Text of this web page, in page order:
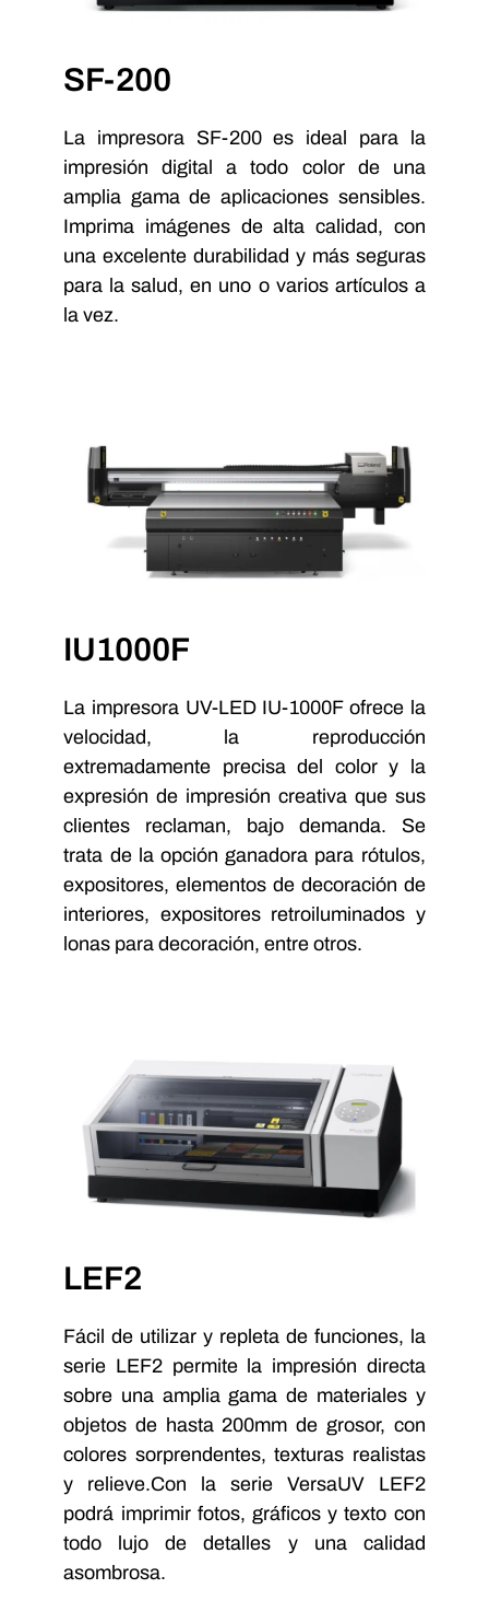
SF-200
La impresora SF-200 es ideal para la
impresión digital a todo color de una
amplia gama de aplicaciones sensibles.
Imprima imágenes de alta calidad, con
una excelente durabilidad y más seguras
para la salud, en uno o varios artículos a
la vez.
IU1000F
La impresora UV-LED IU-1000F ofrece la
velocidad, la reproducción
extremadamente precisa del color y la
expresión de impresión creativa que sus
clientes reclaman, bajo demanda. Se
trata de la opción ganadora para rótulos,
expositores, elementos de decoración de
interiores, expositores retroiluminados y
lonas para decoración, entre otros.
LEF2
Fácil de utilizar y repleta de funciones, la
serie LEF2 permite la impresión directa
sobre una amplia gama de materiales y
objetos de hasta 200mm de grosor, con
colores sorprendentes, texturas realistas
y relieve.Con la serie VersaUV LEF2
podrá imprimir fotos, gráficos y texto con
todo lujo de detalles y una calidad
asombrosa.